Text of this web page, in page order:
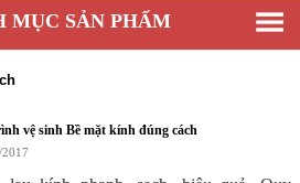
MỤC SẢN PHẨM
vệ sinh Bề mặt kính đúng cách